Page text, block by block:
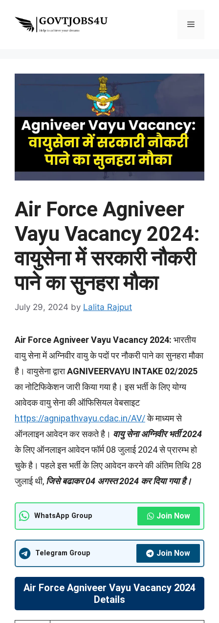
content
Menu
Air Force Agniveer
Vayu Vacancy 2024:
वायुसेना में सरकारी नौकरी
पाने का सुनहरा मौका
July 29, 2024 by Lalita Rajput
Air Force Agniveer Vayu Vacancy 2024: भारतीय
वायु सेना में अग्निवीर वायु के पदों पर नौकरी पाने का सुनहरा मौका
है। वायुसेना द्वाराAGNIVEERVAYU INTAKE 02/2025
का नोटिफिकेशन जारी किया गया है। इस भर्ती के लिए योग्य
आवेदक वायु सेना की ऑफिसियल वेबसाइट
https://agnipathvayu.cdac.in/AV/के माध्यम से
ऑनलाइन आवेदन कर सकते है। वायु सेना अग्निवीर भर्ती 2024
के लिए ऑनलाइन आवेदन फॉर्म 08 जुलाई 2024 से प्रारम्भ हो
चुके है। पहले इस भर्ती के लिए आवेदन करने की अंतिम तिथि 28
जुलाई थी, जिसे बढाकर 04 अगस्त 2024 कर दिया गया है।
WhatsApp Group Join Now
Telegram Group Join Now
Air Force Agniveer Vayu Vacancy 2024
Details